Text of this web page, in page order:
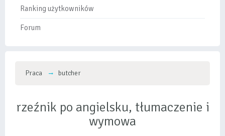
Ranking użytkowników
Forum
Praca butcher
rzeźnik po angielsku, tłumaczenie i
wymowa